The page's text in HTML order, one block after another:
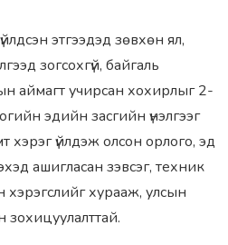
этгээдэд зөвхөн ял,
зогсохгүй, байгаль
аймагт учирсан хохирлыг 2-
эдийн засгийн үнэлгээг
хэрэг үйлдэж олсон орлого, эд
ашигласан зэвсэг, техник
хэрэгслийг хурааж, улсын
зохицуулалттай.